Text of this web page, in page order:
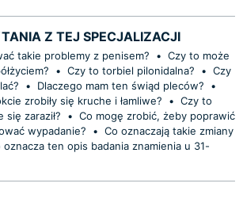
Z TEJ SPECJALIZACJI
takie problemy z penisem? • Czy to może
• Czy to torbiel pilonidalna? • Czy
• Dlaczego mam ten świąd pleców?
•
zrobiły się kruche i łamliwe?
• Czy to
zaraził?
• Co mogę zrobić, żeby poprawić
wypadanie?
• Co oznaczają takie zmiany
oznacza ten opis badania znamienia u 31-